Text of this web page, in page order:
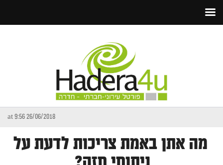
26/06/2018 at 9:56
מה אתן באמת צריכות לדעת על